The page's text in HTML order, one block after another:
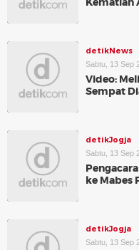
detikNews
Sabtu, 13 Sep
Video:
Sempat
detikJogja
Sabtu, 13 Sep
ke Mabes
detikJogja
Sabtu, 13 Sep